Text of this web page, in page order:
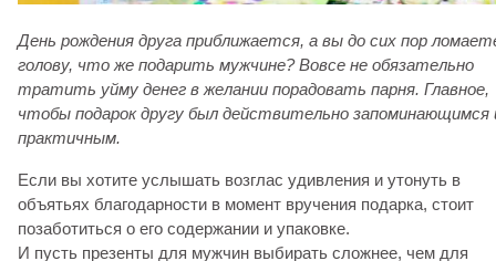
День рождения друга приближается, а вы до сих пор
голову, что же подарить мужчине? Вовсе не обязательно
тратить уйму денег в желании порадовать парня. Главное,
чтобы подарок другу был действительно запоминающимся
практичным.
Если вы хотите услышать возглас удивления и утонуть в
объятьях благодарности в момент вручения подарка, стоит
позаботиться о его содержании и упаковке.
И пусть презенты для мужчин выбирать сложнее, чем для